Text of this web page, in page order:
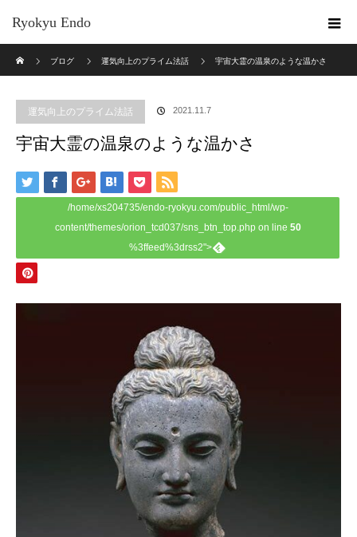
Ryokyu Endo
ブログ
運気向上のプライム法話 宇宙大霊の温泉のような温かさ
運気向上のプライム法話 2021.11.7
宇宙大霊の温泉のような温かさ
/home/xs204735/endo-ryokyu.com/public_html/wp-
content/themes/orion_tcd037/sns_btn_top.php on line 50
%3ffeed%3drss2">